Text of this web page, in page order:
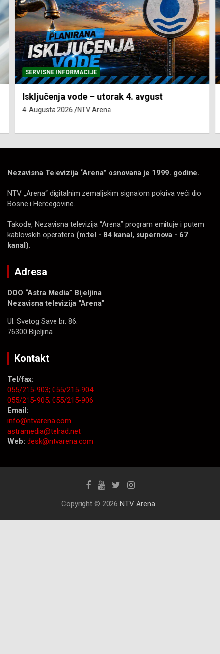
SERVISNE INFORMACIJE
Isključenja vode – utorak 4. avgust
4. Augusta 2026. NTV Arena
Nezavisna Televizija “Arena” osnovana je 1999. godine.
NTV „Arena“ digitalnim zemaljskim signalom pokriva veći dio
Bosne i Hercegovine.
Takođe, Nezavisna televizija “Arena” program emituje i putem
kablovskih operatera (m:tel - 84 kanal, supernova - 67
kanal).
Adresa
DOO “Astra Media” Bijeljina
Nezavisna televizija “Arena”
Ul. Svetog Save br. 86.
76300 Bijeljina
Kontakt
Tel/fax:
055/215-903; 055/215-904
055/215-905; 055/215-906
Email:
info@ntvarena.com
astramedia@telrad.net
Web: desk@ntvarena.com
Copyright © 2026 NTV Arena